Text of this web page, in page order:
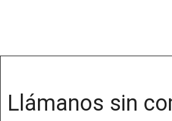
Llámanos sin